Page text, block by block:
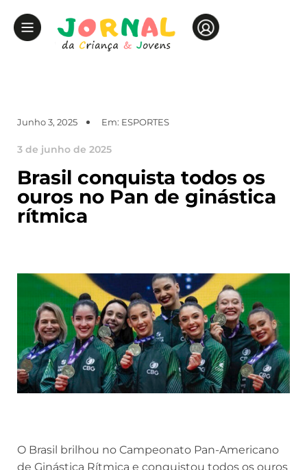
Junho 3, 2025 Em: ESPORTES
3 de junho de 2025
Brasil conquista todos os
ouros no Pan de ginástica
rítmica
O Brasil brilhou no Campeonato Pan-Americano
de Ginástica Rítmica e conquistou todos os ouros